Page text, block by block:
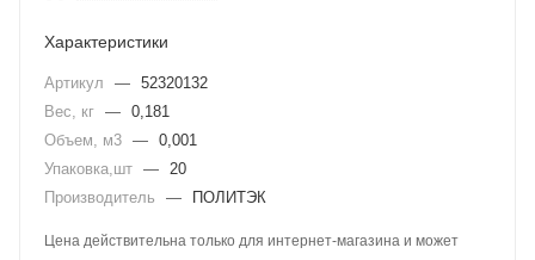
Характеристики
Артикул — 52320132
Вес, кг — 0,181
Объем, м3 — 0,001
Упаковка,шт — 20
Производитель
— ПОЛИТЭК
Цена действительна только для интернет-магазина и может